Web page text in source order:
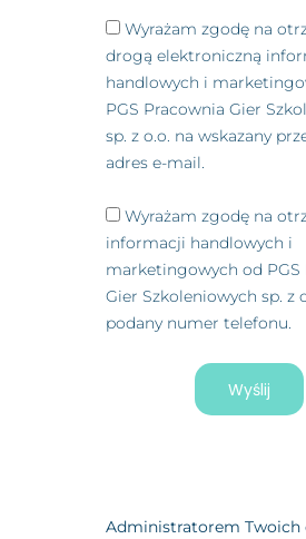
Wyrażam zgodę na
drogą elektroniczną
handlowych i
PGS Pracownia Gier
sp. z o.o. na wskazany
adres e-mail.
Wyrażam zgodę na
informacji handlowych i
marketingowych od PGS
Gier Szkoleniowych sp. z
podany numer telefonu.
Wyślij
Administratorem Twoich